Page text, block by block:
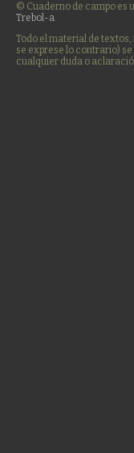
© Cuaderno de campo es
Trebol-a.
Todo el material de
se exprese lo contrario)
cualquier duda o